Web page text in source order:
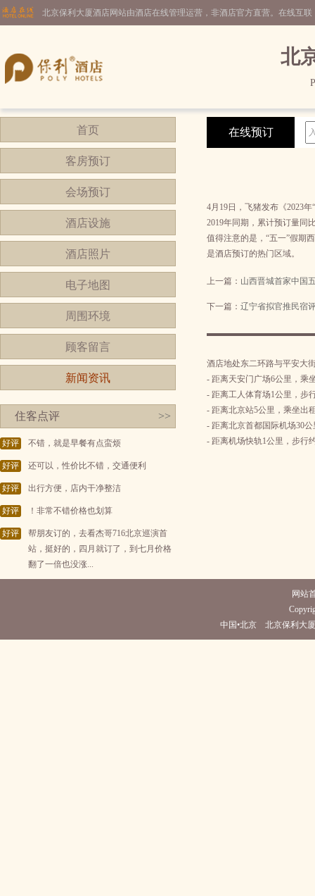
北京保利大厦酒店网站由酒店在线管理运营，非酒店官方直营。在线互
北
首页
客房预订
会场预订
酒店设施
酒店照片
电子地图
周围环境
顾客留言
新闻资讯
住客点评 >>
好评 不错，就是早餐有点蛮烦
好评 还可以，性价比不错，交通便利
好评 出行方便，店内干净整洁
好评 ！非常不错价格也划算
好评
帮朋友订的，去看杰哥716北京巡演首
站，挺好的，四月就订了，到七月价格
翻了一倍也没涨...
在线预订
4月19日，飞猪发布《2023
2019年同期，累计预订量同
值得注意的是，“五一”假期
是酒店预订的热门区域。
上一篇： 山西晋城首家中国
下一篇： 辽宁省拟官推民宿
酒店地处东二环路与平安大
- 距离天安门广场6公里，乘
- 距离工人体育场1公里，步
- 距离北京站5公里，乘坐出
- 距离北京首都国际机场30
- 距离机场快轨1公里，步行
网站
中国•北京 北京保利大厦